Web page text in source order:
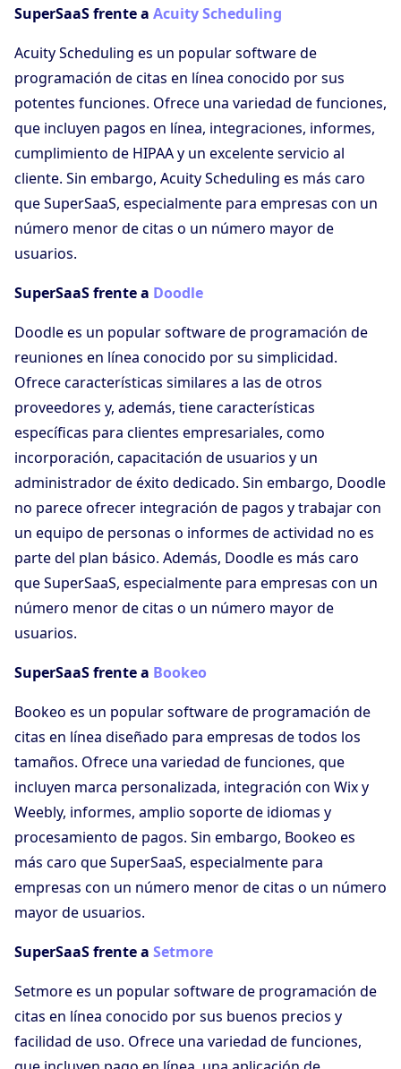
SuperSaaS frente a Acuity Scheduling
Acuity Scheduling es un popular software de
programación de citas en línea conocido por sus
potentes funciones. Ofrece una variedad de funciones,
que incluyen pagos en línea, integraciones, informes,
cumplimiento de HIPAA y un excelente servicio al
cliente. Sin embargo, Acuity Scheduling es más caro
que SuperSaaS, especialmente para empresas con un
número menor de citas o un número mayor de
usuarios.
SuperSaaS frente a Doodle
Doodle es un popular software de programación de
reuniones en línea conocido por su simplicidad.
Ofrece características similares a las de otros
proveedores y, además, tiene características
específicas para clientes empresariales, como
incorporación, capacitación de usuarios y un
administrador de éxito dedicado. Sin embargo, Doodle
no parece ofrecer integración de pagos y trabajar con
un equipo de personas o informes de actividad no es
parte del plan básico. Además, Doodle es más caro
que SuperSaaS, especialmente para empresas con un
número menor de citas o un número mayor de
usuarios.
SuperSaaS frente a Bookeo
Bookeo es un popular software de programación de
citas en línea diseñado para empresas de todos los
tamaños. Ofrece una variedad de funciones, que
incluyen marca personalizada, integración con Wix y
Weebly, informes, amplio soporte de idiomas y
procesamiento de pagos. Sin embargo, Bookeo es
más caro que SuperSaaS, especialmente para
empresas con un número menor de citas o un número
mayor de usuarios.
SuperSaaS frente a Setmore
Setmore es un popular software de programación de
citas en línea conocido por sus buenos precios y
facilidad de uso. Ofrece una variedad de funciones,